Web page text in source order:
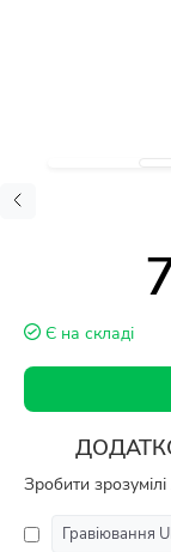
Є на складі
Зробити зрозумілі
Гравіювання